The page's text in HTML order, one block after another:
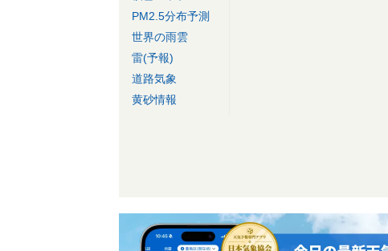
PM2.5分布予測
世界の雨雲
雷(予報)
道路気象
黄砂情報